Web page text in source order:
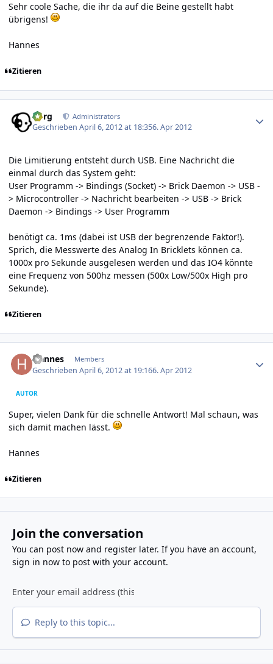
Sehr coole Sache, die ihr da auf die Beine gestellt habt
übrigens!
Hannes
Zitieren
borg Administrators
GeschriebenApril 6, 2012 at 18:356. Apr 2012
Die Limitierung entsteht durch USB. Eine Nachricht die
einmal durch das System geht:
User Programm -> Bindings (Socket) -> Brick Daemon -> USB -
> Microcontroller -> Nachricht bearbeiten -> USB -> Brick
Daemon -> Bindings -> User Programm
benötigt ca. 1ms (dabei ist USB der begrenzende Faktor!).
Sprich, die Messwerte des Analog In Bricklets können ca.
1000x pro Sekunde ausgelesen werden und das IO4 könnte
eine Frequenz von 500hz messen (500x Low/500x High pro
Sekunde).
Zitieren
Hannes Members
GeschriebenApril 6, 2012 at 19:166. Apr 2012
AUTOR
Super, vielen Dank für die schnelle Antwort! Mal schaun, was
sich damit machen lässt.
Hannes
Zitieren
Join the conversation
You can post now and register later. If you have an account,
sign in nowto post with your account.
Reply to this topic...